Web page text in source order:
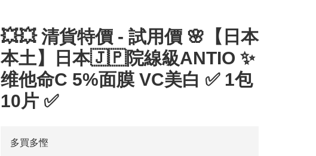
💥💥 清貨特價 - 試用價 🌸【日本
本土】日本🇯🇵院線級ANTIO ✨
维他命C 5%面膜 VC美白 ✅ 1包
10片 ✅
多買多慳